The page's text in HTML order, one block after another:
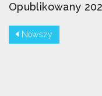
Opublikowany
Nowszy